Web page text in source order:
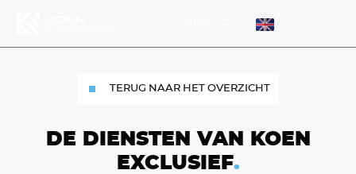
MENU
TERUG NAAR HET OVERZICHT
DE DIENSTEN VAN KOEN
EXCLUSIEF.